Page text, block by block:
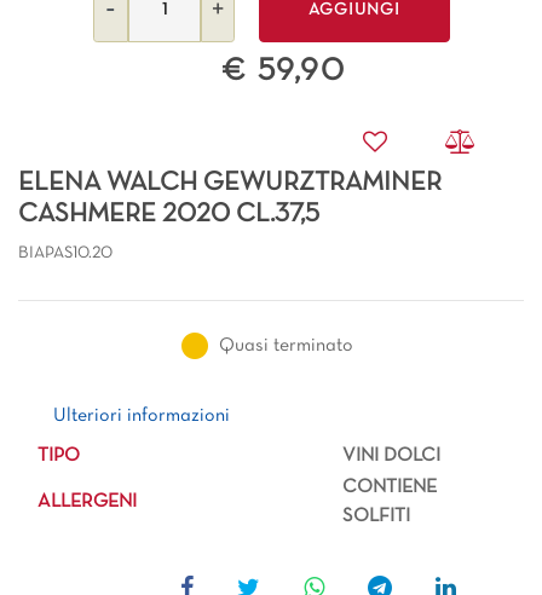
AGGIUNGI
€ 59,90
ELENA WALCH GEWURZTRAMINER
CASHMERE 2020 CL.37,5
BIAPAS10.20
Quasi terminato
Ulteriori informazioni
Ulteriori informazioni
TIPO VINI DOLCI
ALLERGENI
CONTIENE
SOLFITI